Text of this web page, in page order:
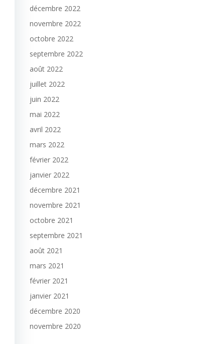
décembre 2022
novembre 2022
octobre 2022
septembre 2022
août 2022
juillet 2022
juin 2022
mai 2022
avril 2022
mars 2022
février 2022
janvier 2022
décembre 2021
novembre 2021
octobre 2021
septembre 2021
août 2021
mars 2021
février 2021
janvier 2021
décembre 2020
novembre 2020